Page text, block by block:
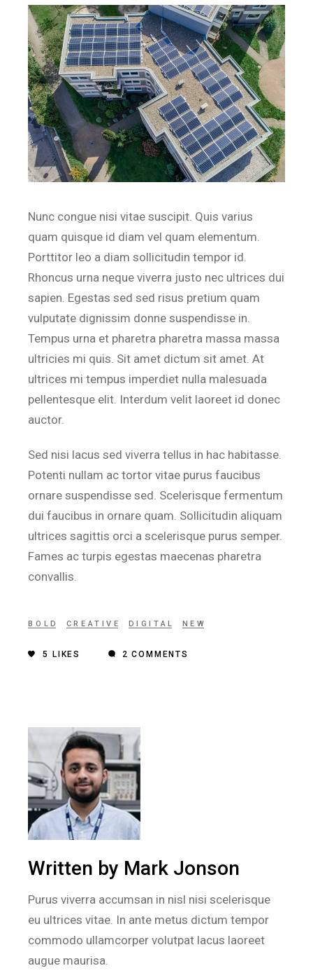
Nunc congue nisi vitae suscipit. Quis varius
quam quisque id diam vel quam elementum.
Porttitor leo a diam sollicitudin tempor id.
Rhoncus urna neque viverra justo nec ultrices dui
sapien. Egestas sed sed risus pretium quam
vulputate dignissim donne suspendisse in.
Tempus urna et pharetra pharetra massa massa
ultricies mi quis. Sit amet dictum sit amet. At
ultrices mi tempus imperdiet nulla malesuada
pellentesque elit. Interdum velit laoreet id donec
auctor.
Sed nisi lacus sed viverra tellus in hac habitasse.
Potenti nullam ac tortor vitae purus faucibus
ornare suspendisse sed. Scelerisque fermentum
dui faucibus in ornare quam. Sollicitudin aliquam
ultrices sagittis orci a scelerisque purus semper.
Fames ac turpis egestas maecenas pharetra
convallis.
BOLD CREATIVE DIGITAL NEW
5 LIKES 2 COMMENTS
Written by Mark Jonson
Purus viverra accumsan in nisl nisi scelerisque
eu ultrices vitae. In ante metus dictum tempor
commodo ullamcorper volutpat lacus laoreet
augue maurisa.